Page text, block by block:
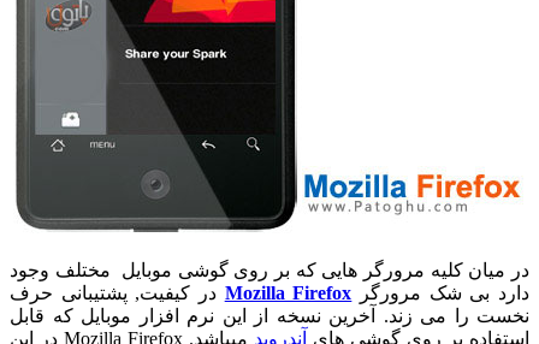
در میان کلیه مرورگر هایی که بر روی گوشی موبایل مختلف وجود
دارد بی شک مرورگر Mozilla Firefox در کیفیت, پشتیبانی حرف
نخست را می زند. آخرین نسخه از این نرم افزار موبایل که قابل
استفاده بر روی گوشی های
آندروید میباشد. Mozilla Firefox در این